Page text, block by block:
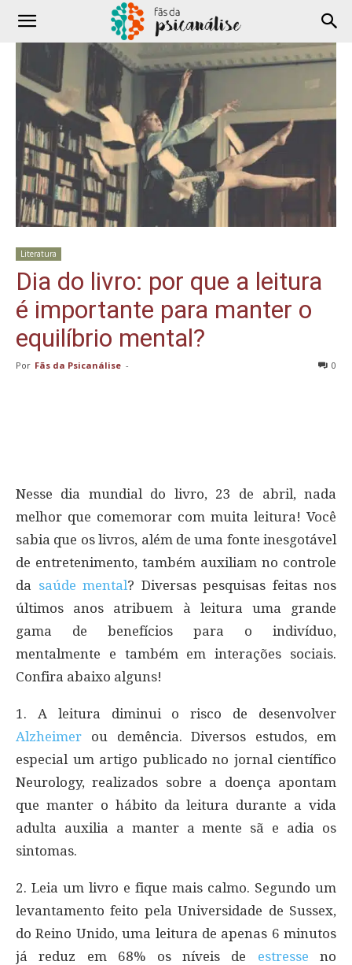
Literatura
Dia do livro: por que a leitura
é importante para manter o
equilíbrio mental?
Por Fãs da Psicanálise - 0
Nesse dia mundial do livro, 23 de abril, nada
melhor que comemorar com muita leitura! Você
sabia que os livros, além de uma fonte inesgotável
de entretenimento, também auxiliam no controle
da saúde mental? Diversas pesquisas feitas nos
últimos anos atribuem à leitura uma grande
gama de benefícios para o indivíduo,
mentalmente e também em interações sociais.
Confira abaixo alguns!
1. A leitura diminui o risco de desenvolver
Alzheimer ou demência. Diversos estudos, em
especial um artigo publicado no jornal científico
Neurology, realizados sobre a doença apontam
que manter o hábito da leitura durante a vida
adulta auxilia a manter a mente sã e adia os
sintomas.
2. Leia um livro e fique mais calmo. Segundo um
levantamento feito pela Universidade de Sussex,
do Reino Unido, uma leitura de apenas 6 minutos
já reduz em 68% os níveis de estresse no